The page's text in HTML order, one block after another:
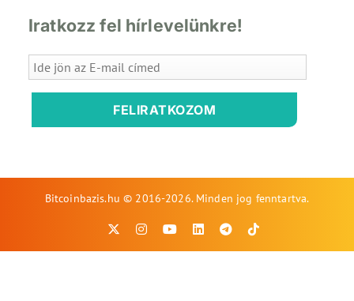
Iratkozz fel hírlevelünkre!
FELIRATKOZOM
Bitcoinbazis.hu © 2016-2026. Minden jog fenntartva.